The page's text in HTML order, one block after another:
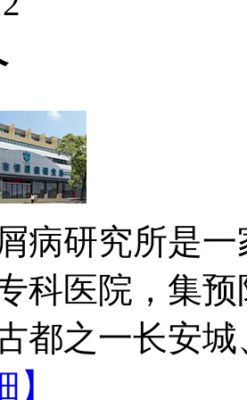
病研究所是
科医院，集
都之一长安
】